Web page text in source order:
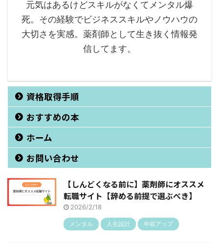
元気はあるけどスキルがなくてメンタル爆
死。その経験でビジネススキルやノウハウの
大切さを実感。薬剤師として生き抜く情報発
信してます。
資格取得手順
おすすめの本
ホーム
お問い合わせ
【しんどくなる前に】薬剤師にオススメ
転職サイト【辞める前提で選ぶべき】
2026/2/18
メンタル 人生設計 年収アップ